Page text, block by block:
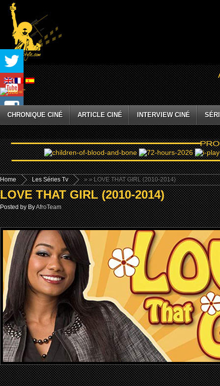
CHRONIQUE CINÉ ARTICLE CINÉ INTERVIEW CINÉ
Home »
Les Séries Tv » LOVE THAT GIRL (2010-2014)
LOVE THAT GIRL (2010-2014)
Posted by ByAfroTeam